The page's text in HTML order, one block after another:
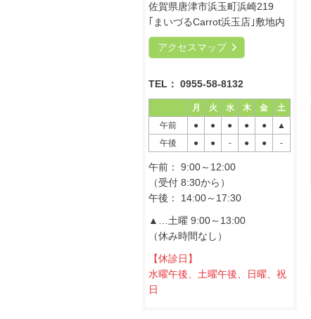
佐賀県唐津市浜玉町浜崎219
｢まいづるCarrot浜玉店｣敷地内
アクセスマップ
TEL： 0955-58-8132
月 火 水 木 金
土
午前
● ● ● ● ●
▲
午後
● ● - ● ● -
午前： 9:00～12:00
（受付 8:30から）
午後： 14:00～17:30
▲…土曜 9:00～13:00
（休み時間なし）
【休診日】
水曜午後、土曜午後、日曜、祝
日